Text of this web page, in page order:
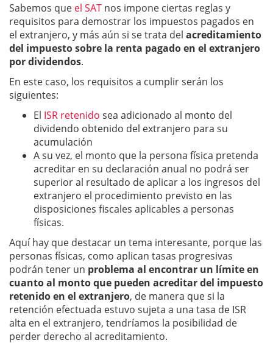
Sabemos que el SAT nos impone ciertas reglas y
requisitos para demostrar los impuestos pagados en
el extranjero, y más aún si se trata del acreditamiento
del impuesto sobre la renta pagado en el extranjero
por dividendos.
En este caso, los requisitos a cumplir serán los
siguientes:
El ISR retenido sea adicionado al monto del
dividendo obtenido del extranjero para su
acumulación
A su vez, el monto que la persona física pretenda
acreditar en su declaración anual no podrá ser
superior al resultado de aplicar a los ingresos del
extranjero el procedimiento previsto en las
disposiciones fiscales aplicables a personas
físicas.
Aquí hay que destacar un tema interesante, porque las
personas físicas, como aplican tasas progresivas
podrán tener un problema al encontrar un límite en
cuanto al monto que pueden acreditar del impuesto
retenido en el extranjero, de manera que si la
retención efectuada estuvo sujeta a una tasa de ISR
alta en el extranjero, tendríamos la posibilidad de
perder derecho al acreditamiento.